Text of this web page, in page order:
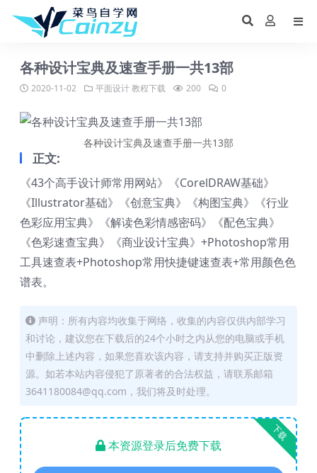
各种设计宝典及速查手册一共13部
2020-11-02 平面设计教程下载 200 0
各种设计宝典及速查手册一共13部
正文:
《43个高手设计师常用网站》《CorelDRAW基础》
《Illustrator基础》《创意宝典》《构图宝典》《行业
色彩应用宝典》《解读色彩情感密码》《配色宝典》
《色彩速查宝典》《商业设计宝典》+Photoshop常用
工具速查表+Photoshop常用快捷键速查表+常用颜色色
谱表。
声明：所有内容均收集于网络，收集的内容仅供内部学习
和讨论，建议您在下载后的24个小时之内从您的电脑或手机
中删除上述内容，如果您喜欢该内容，请支持并购买正版资
源。如若本站内容侵犯了原著者的合法权益，请联系邮箱
3641180084@qq.com，我们将及时处理。
下载
本资源登录后免费下载